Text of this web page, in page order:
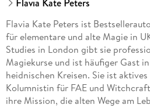
Flavia Kate Peters
Flavia Kate Peters ist
für elementare und alte Magie in
Studies in London gibt sie
Magiekurse und ist häufiger Gast
heidnischen Kreisen. Sie ist
Kolumnistin für FAE und
ihre Mission, die alten Wege am